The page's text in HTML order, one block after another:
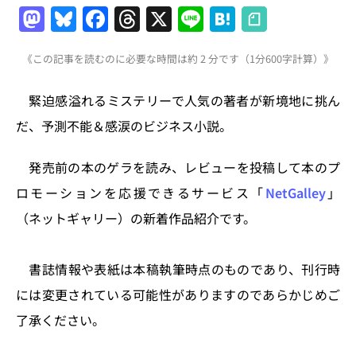
M
a
st
o
d
n
Bl
u
e
s
k
F
a
c
e
b
o
k
T
h
re
a
d
X Li
n
e
H
at
e
n
《この記事を読むのに必要な時間は約 2 分です（1分600字計算）》
緊迫感溢れるミステリーで人気の著者が新境地に挑ん
だ、予測不能＆感涙のビジネス小説。
発売前の本のゲラを読み、レビューを投稿して本のプ
ロモーションを応援できるサービス「NetGalley」
（ネットギャリー）の新着作品紹介です。
書誌情報や表紙は本稿執筆時点のものであり、刊行時
には変更されている可能性がありますのであらかじめご
了承ください。